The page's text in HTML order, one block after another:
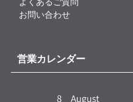
お問い合わせ
営業カレンダー